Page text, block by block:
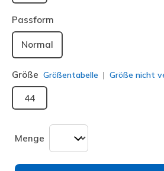
ausgewählt
Passform
Normal
Größe Größentabelle Größe nicht
44
Menge